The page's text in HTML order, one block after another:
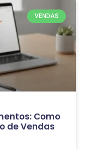
VENDAS
Como
de Vendas